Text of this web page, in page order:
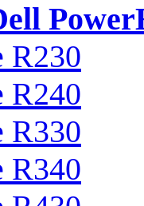
R230
R240
R330
R340